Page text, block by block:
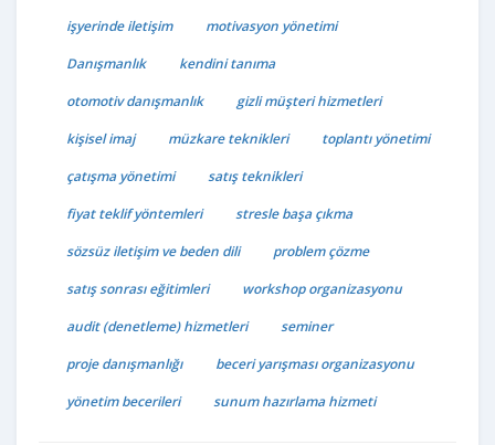
işyerinde iletişim
motivasyon yönetimi
Danışmanlık
kendini tanıma
otomotiv danışmanlık
gizli müşteri hizmetleri
kişisel imaj
müzkare teknikleri
toplantı yönetimi
çatışma yönetimi
satış teknikleri
fiyat teklif yöntemleri
stresle başa çıkma
sözsüz iletişim ve beden dili
problem çözme
satış sonrası eğitimleri
workshop organizasyonu
audit (denetleme) hizmetleri
seminer
proje danışmanlığı
beceri yarışması organizasyonu
yönetim becerileri
sunum hazırlama hizmeti